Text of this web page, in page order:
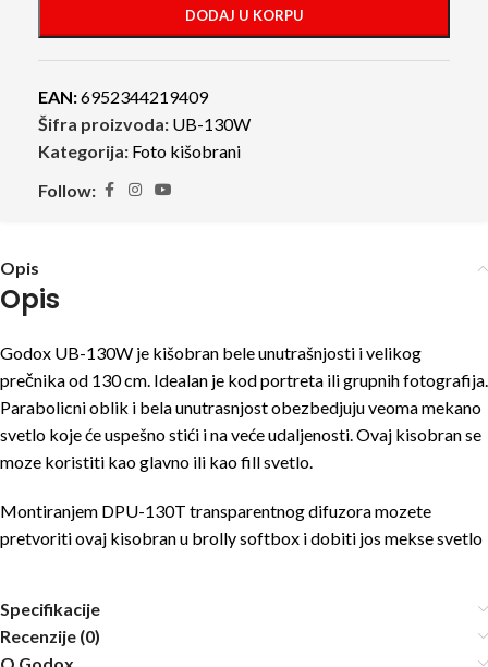
DODAJ U KORPU
EAN:6952344219409
Šifra proizvoda: UB-130W
Kategorija: Foto kišobrani
Follow:
Opis
Opis
Godox UB-130W je kišobran bele unutrašnjosti i velikog
prečnika od 130 cm. Idealan je kod portreta ili grupnih fotografija.
Parabolicni oblik i bela unutrasnjost obezbedjuju veoma mekano
svetlo koje će uspešno stići i na veće udaljenosti. Ovaj kisobran se
moze koristiti kao glavno ili kao fill svetlo.
Montiranjem DPU-130T transparentnog difuzora mozete
pretvoriti ovaj kisobran u brolly softbox i dobiti jos mekse svetlo
Specifikacije
Recenzije (0)